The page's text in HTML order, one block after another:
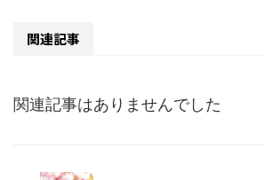
関連記事
関連記事はありませんでした